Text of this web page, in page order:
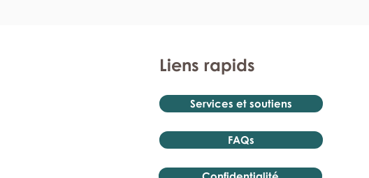
Liens rapids
Services et soutiens
FAQs